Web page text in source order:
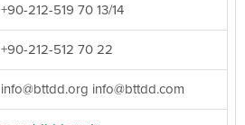
+90-212-519 70 13/14
+90-212-512 70 22
moc.ddttb
@ofni
gro.ddttb
@ofni